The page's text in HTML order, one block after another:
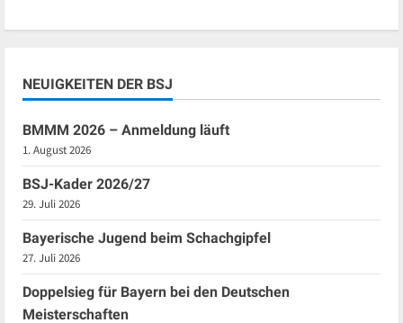
NEUIGKEITEN DER BSJ
BMMM 2026 – Anmeldung läuft
1. August 2026
BSJ-Kader 2026/27
29. Juli 2026
Bayerische Jugend beim Schachgipfel
27. Juli 2026
Doppelsieg für Bayern bei den Deutschen
Meisterschaften